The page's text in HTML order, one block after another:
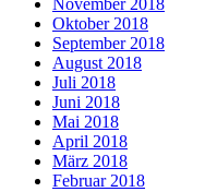
Oktober 2018
September 2018
August 2018
Juli 2018
Juni 2018
Mai 2018
April 2018
März 2018
Februar 2018